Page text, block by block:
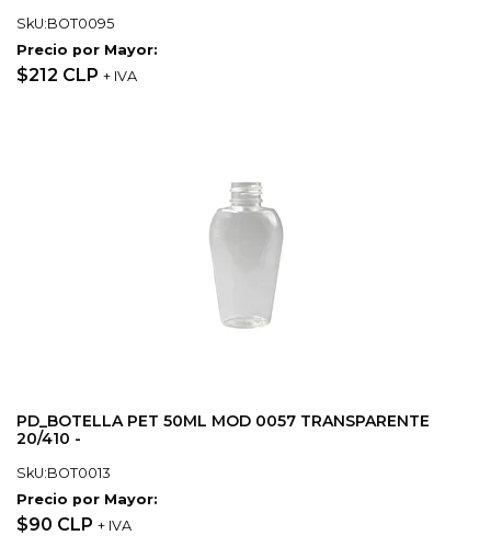
SkU:BOT0095
Precio por Mayor:
$212 CLP + IVA
PD_BOTELLA PET 50ML MOD 0057 TRANSPARENTE
20/410 -
SkU:BOT0013
Precio por Mayor:
$90 CLP + IVA